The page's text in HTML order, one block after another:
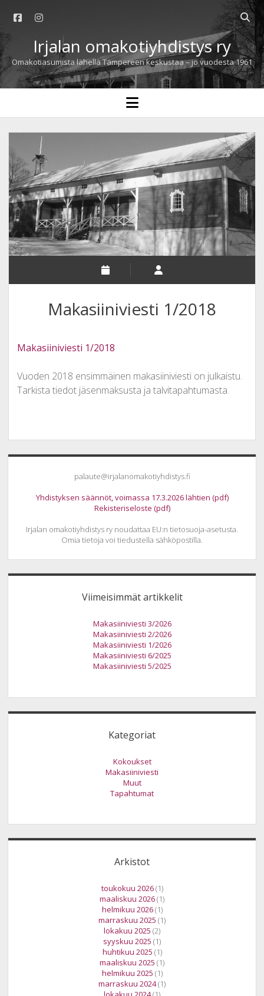
facebookinstagram
Open
bar
Irjalan omakotiyhdistys ry
Omakotiasumista lähellä Tampereen keskustaa – jo vuodesta 1961
open
menu
Makasiiniviesti 1/2018
Makasiiniviesti 1/2018
Vuoden 2018 ensimmäinen makasiiniviesti on julkaistu.
Tarkista tiedot jäsenmaksusta ja talvitapahtumasta.
Sidebar
palaute@irjalanomakotiyhdistys.fi
Yhdistyksen säännöt, voimassa 17.3.2026 lähtien (pdf)
Rekisteriseloste (pdf)
Irjalan omakotiyhdistys ry noudattaa EU:n tietosuoja-asetusta.
Omia tietoja voi tiedustella sähköpostilla.
Viimeisimmät artikkelit
Makasiiniviesti 3/2026
Makasiiniviesti 2/2026
Makasiiniviesti 1/2026
Makasiiniviesti 6/2025
Makasiiniviesti 5/2025
Kategoriat
Kokoukset
Makasiiniviesti
Muut
Tapahtumat
Arkistot
toukokuu 2026(1)
maaliskuu 2026(1)
helmikuu 2026(1)
marraskuu 2025 (1)
lokakuu 2025 (2)
syyskuu 2025 (1)
huhtikuu 2025 (1)
maaliskuu 2025 (1)
helmikuu 2025 (1)
marraskuu 2024(1)